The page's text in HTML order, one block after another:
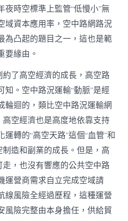
夜時空標準上監管“低慢小”無
域資本應用率，空中路網路況
為凸起的題目之一，這也是範
要緣由。
約了高空經濟的成長，高空路
知。空中路況運輸“動脈”是經
輪迴的，類比空中路況運輸網
高空經濟也是高度地依靠支持
轉的“高空天路”這個“血管”和
制造和副業的成長。但是，高
走，也沒有響應的公共空中路
運營商需求自立完成空域請
線風險全經過歷程，這種運營
風險完整由本身擔任，供給貿